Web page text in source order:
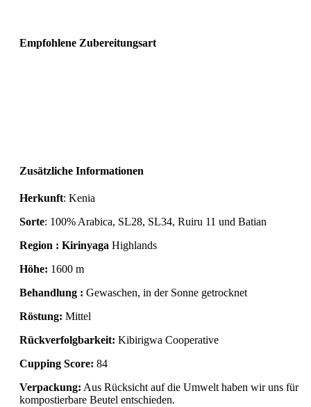
Empfohlene Zubereitungsart
Zusätzliche Informationen
Herkunft: Kenia
Sorte: 100% Arabica, SL28, SL34, Ruiru 11 und Batian
Region : Kirinyaga Highlands
Höhe: 1600 m
Behandlung : Gewaschen, in der Sonne getrocknet
Röstung: Mittel
Rückverfolgbarkeit: Kibirigwa Cooperative
Cupping Score: 84
Verpackung: Aus Rücksicht auf die Umwelt haben wir uns für
kompostierbare Beutel entschieden.